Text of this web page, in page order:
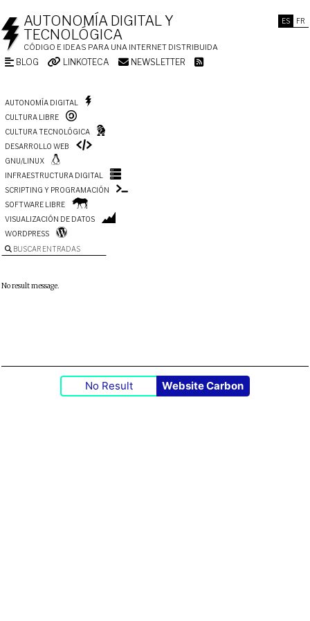
ES FR
AUTONOMÍA DIGITAL Y
TECNOLÓGICA
CÓDIGO E IDEAS PARA UNA INTERNET DISTRIBUIDA
BLOG LINKOTECA NEWSLETTER
AUTONOMÍA DIGITAL
CULTURA LIBRE
CULTURA TECNOLÓGICA
DESARROLLO WEB
GNU/LINUX
INFRAESTRUCTURA DIGITAL
SCRIPTING Y PROGRAMACIÓN
SOFTWARE LIBRE
VISUALIZACIÓN DE DATOS
WORDPRESS
BUSCAR ENTRADAS
No result message.
No Result Website Carbon